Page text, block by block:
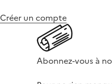
Créer un compte
Abonnez-vous à